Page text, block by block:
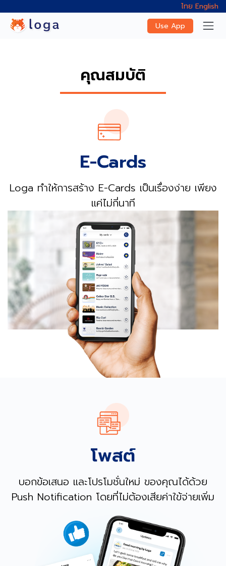
ไทย English
Use App
คุณสมบัติ
E-Cards
Loga ทำให้การสร้าง E-Cards เป็นเรื่องง่าย เพียง
แค่ไม่กี่นาที
โพสต์
บอกข้อเสนอ และโปรโมชั่นใหม่ ของคุณได้ด้วย
Push Notification โดยที่ไม่ต้องเสียค่าใข้จ่ายเพิ่ม